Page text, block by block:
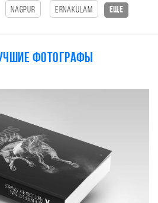
Nagpur Ernakulam еще
фотографы